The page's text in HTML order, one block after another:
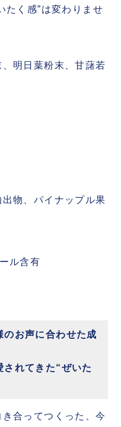
たく感”は変わりませ
明日葉粉末、甘藷若
物、パイナップル果
ル含有
お声に合わせた成
れてきた“ぜいた
合ってつくった、今